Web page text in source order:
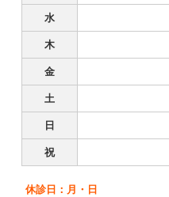
水
木
金
土
日
祝
休診日：月・日